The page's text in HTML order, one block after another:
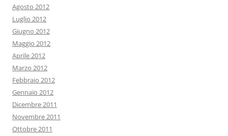
Agosto 2012
Luglio 2012
Giugno 2012
Maggio 2012
Aprile 2012
Marzo 2012
Febbraio 2012
Gennaio 2012
Dicembre 2011
Novembre 2011
Ottobre 2011